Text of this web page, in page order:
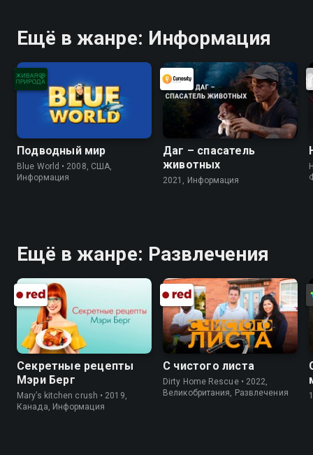
Ещё в жанре: Информация
Подводный мир
Blue World • 2008, США,
Информация
Даг – спасатель
животных
2021, Информация
Ещё в жанре: Развлечения
Секретные рецепты
Мэри Берг
Mary’s kitchen crush • 2019,
Канада, Информация
С чистого листа
Dirty Home Rescue • 2022,
Великобритания, Развлечения